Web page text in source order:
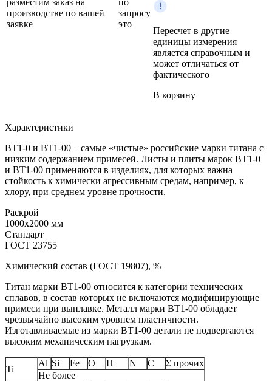
производстве по вашей
заявке
запросу
это
Пересчет в другие
единицы измерения
является справочным и
может отличаться от
фактического
В корзину
Характеристики
ВТ1-0 и ВТ1-00 – самые «чистые» российские марки титана с
низким содержанием примесей. Листы и плиты марок ВТ1-0
и ВТ1-00 применяются в изделиях, для которых важна
стойкость к химически агрессивным средам, например, к
хлору, при среднем уровне прочности.
Раскрой
1000x2000 мм
Стандарт
ГОСТ 23755
Химический состав (ГОСТ 19807), %
Титан марки BT1‑00 относится к категории технических
сплавов, в состав которых не включаются модифицирующие
примеси при выплавке. Металл марки BT1‑00 обладает
чрезвычайно высоким уровнем пластичности.
Изготавливаемые из марки BT1‑00 детали не подвергаются
высоким механическим нагрузкам.
Ti
Al Si Fe O H N C
Σ прочих
Не более